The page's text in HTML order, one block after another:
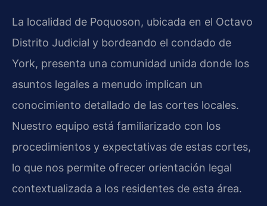
La localidad de Poquoson, ubicada en el Octavo
Distrito Judicial y bordeando el condado de
York, presenta una comunidad unida donde los
asuntos legales a menudo implican un
conocimiento detallado de las cortes locales.
Nuestro equipo está familiarizado con los
procedimientos y expectativas de estas cortes,
lo que nos permite ofrecer orientación legal
contextualizada a los residentes de esta área.